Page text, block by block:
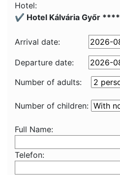
Hotel:
✔️ Hotel Kálvária Győr ****
Arrival date:
Departure date:
Number of adults:
Number of children:
Full Name:
Telefon: